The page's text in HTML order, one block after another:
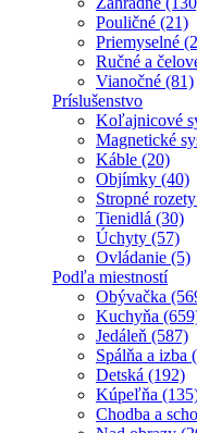
Pouličné (21)
Priemyselné
Ručné a
Vianočné (81)
Príslušenstvo
Koľajnicové
Magnetické
Káble (20)
Objímky (40)
Stropné
Tienidlá (30)
Úchyty (57)
Ovládanie (5)
Podľa miestností
Obývačka
Kuchyňa
Jedáleň (587)
Spálňa a izba
Detská (192)
Kúpeľňa
Chodba a